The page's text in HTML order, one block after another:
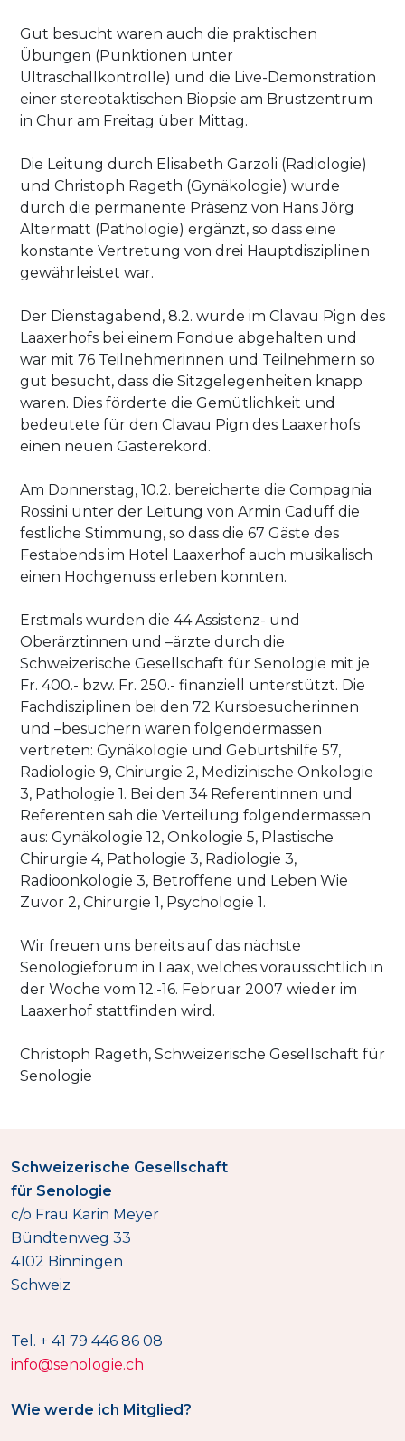
Gut besucht waren auch die praktischen
Übungen (Punktionen unter
Ultraschallkontrolle) und die Live-Demonstration
einer stereotaktischen Biopsie am Brustzentrum
in Chur am Freitag über Mittag.
Die Leitung durch Elisabeth Garzoli (Radiologie)
und Christoph Rageth (Gynäkologie) wurde
durch die permanente Präsenz von Hans Jörg
Altermatt (Pathologie) ergänzt, so dass eine
konstante Vertretung von drei Hauptdisziplinen
gewährleistet war.
Der Dienstagabend, 8.2. wurde im Clavau Pign des
Laaxerhofs bei einem Fondue abgehalten und
war mit 76 Teilnehmerinnen und Teilnehmern so
gut besucht, dass die Sitzgelegenheiten knapp
waren. Dies förderte die Gemütlichkeit und
bedeutete für den Clavau Pign des Laaxerhofs
einen neuen Gästerekord.
Am Donnerstag, 10.2. bereicherte die Compagnia
Rossini unter der Leitung von Armin Caduff die
festliche Stimmung, so dass die 67 Gäste des
Festabends im Hotel Laaxerhof auch musikalisch
einen Hochgenuss erleben konnten.
Erstmals wurden die 44 Assistenz- und
Oberärztinnen und –ärzte durch die
Schweizerische Gesellschaft für Senologie mit je
Fr. 400.- bzw. Fr. 250.- finanziell unterstützt. Die
Fachdisziplinen bei den 72 Kursbesucherinnen
und –besuchern waren folgendermassen
vertreten: Gynäkologie und Geburtshilfe 57,
Radiologie 9, Chirurgie 2, Medizinische Onkologie
3, Pathologie 1. Bei den 34 Referentinnen und
Referenten sah die Verteilung folgendermassen
aus: Gynäkologie 12, Onkologie 5, Plastische
Chirurgie 4, Pathologie 3, Radiologie 3,
Radioonkologie 3, Betroffene und Leben Wie
Zuvor 2, Chirurgie 1, Psychologie 1.
Wir freuen uns bereits auf das nächste
Senologieforum in Laax, welches voraussichtlich in
der Woche vom 12.-16. Februar 2007 wieder im
Laaxerhof stattfinden wird.
Christoph Rageth, Schweizerische Gesellschaft für
Senologie
Schweizerische Gesellschaft
für Senologie
c/o Frau Karin Meyer
Bündtenweg 33
4102 Binningen
Schweiz
Tel. + 41 79 446 86 08
info@senologie.ch
Wie werde ich Mitglied?